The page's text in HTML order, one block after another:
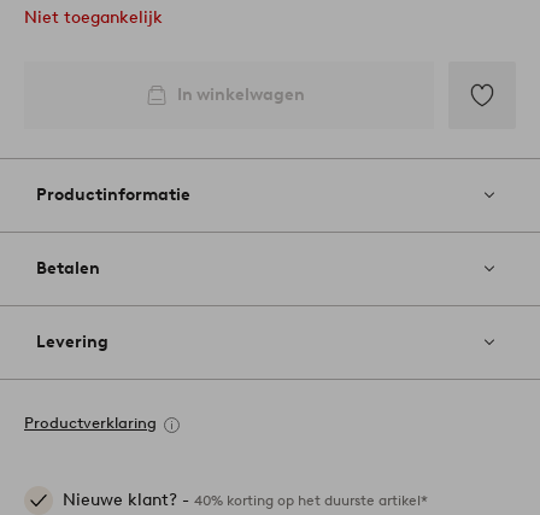
Niet toegankelijk
In winkelwagen
aan
Productinformatie
Betalen
Levering
Productverklaring
Nieuwe klant? - 40% korting op het duurste artikel*